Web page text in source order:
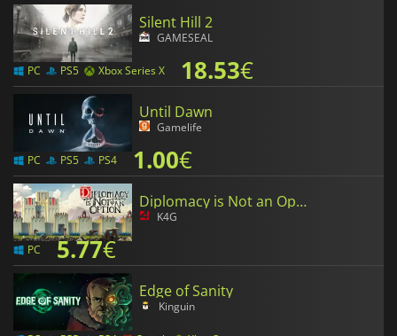
Silent Hill 2
GAMESEAL
PC PS5 Xbox Series X 18.53€
Until Dawn
Gamelife
PC PS5 PS4 1.00€
Diplomacy is Not an Option
K4G
PC 5.77€
Edge of Sanity
Kinguin